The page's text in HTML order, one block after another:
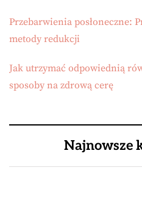
Przebarwienia posłoneczne:
metody redukcji
Jak utrzymać odpowiednią
sposoby na zdrową cerę
Najnowsze